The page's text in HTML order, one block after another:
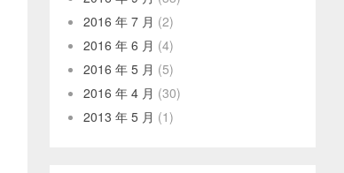
2016 年 7 月 (2)
2016 年 6 月 (4)
2016 年 5 月 (5)
2016 年 4 月 (30)
2013 年 5 月 (1)